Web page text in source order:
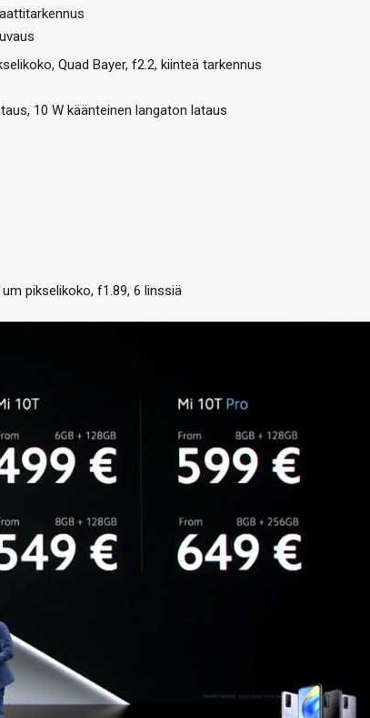
Quad Bayer, f2.2, kiinteä tarkennus
10 W käänteinen langaton lataus
pikselikoko, f1.89, 6 linssiä